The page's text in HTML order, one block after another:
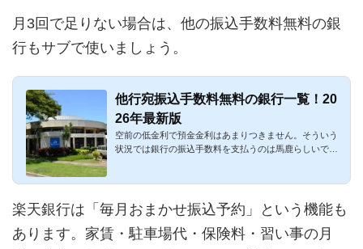
月3回で足りない場合は、他の振込手数料無料の銀
行もサブで使いましょう。
他行宛振込手数料無料の銀行一覧！20
26年最新版
空前の低金利で預金金利はあまりつきません。そういう
状況では銀行の振込手数料を支払うのは馬鹿らしいです
楽天銀行は「毎月おまかせ振込予約」という機能も
あります。家賃・駐車場代・保険料・習い事の月